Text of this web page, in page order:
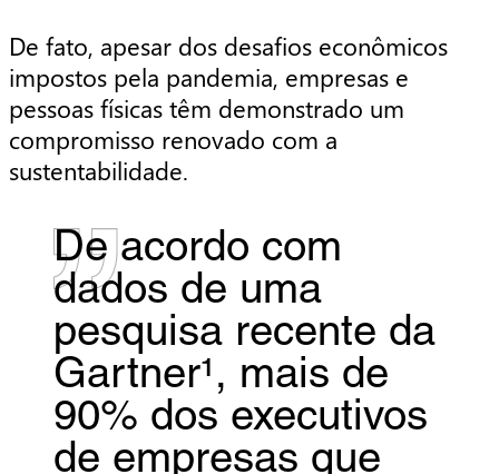
De fato, apesar dos desafios econômicos
impostos pela pandemia, empresas e
pessoas físicas têm demonstrado um
compromisso renovado com a
sustentabilidade.
De acordo com
dados de uma
pesquisa recente da
Gartner¹, mais de
90% dos executivos
de empresas que